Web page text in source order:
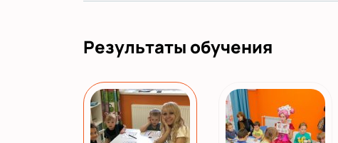
Результаты обучения